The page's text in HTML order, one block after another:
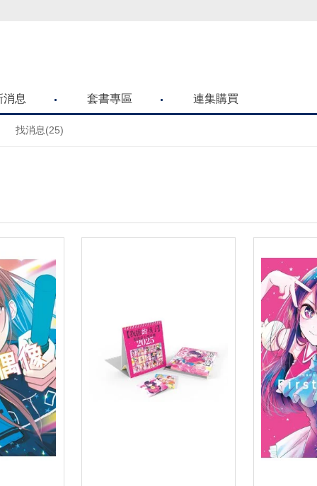
消息 套書專區 連集購買
找消息(25)